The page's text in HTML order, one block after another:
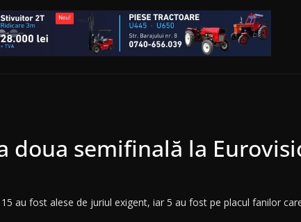
doua semifinală la
au fost alese de juriul exigent, iar 5 au fost pe placul fanilor